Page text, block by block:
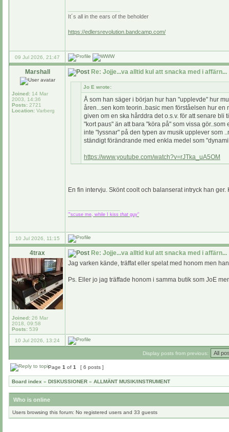
It´s all in the ears of the beholder
https://edlersrevolution.bandcamp.com/
09 Jul 2026, 21:47
Marshall
Joined: 14 Mar
2003, 14:36
Posts: 2721
Location: Varberg
Re: Jojje...va alltid kul att snacka med i affärn...
Jo E wrote:
Å som han säger i början hur han "upplevde" hur
åren...sen kom teorin..basic men förståelsen hur
given om en ska hårddra det o.s.v. för att senare
"kort paus" än att bara "köra på" som vissa
inte "lyssnar" på den typen av musik upplever som
ständigt förändrande med enkla medel som
https://www.youtube.com/watch?v=rJTka_uA5OM
En fin intervju. Skönt coolt och balanserat intryck han ger.
"'scuse me, while I kiss that guy"
10 Jul 2026, 11:15
4trax
Joined: 26 Mar
2018, 09:58
Posts: 539
Re: Jojje...va alltid kul att snacka med i affärn...
Jag varken kände, träffat eller spelat med honom men
Ps. Eller jo jag träffade honom i samma butik som JoE
10 Jul 2026, 13:24
Display posts from previous:
Page 1 of 1 [ 6 posts ]
Board index » DISKUSSIONER » ALLMÄNT MUSIK/INSTRUMENT
Who is online
Users browsing this forum: No registered users and 33 guests